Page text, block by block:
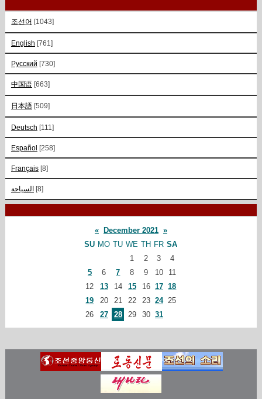
조선어 [1043]
English [761]
Русский [730]
中国语 [663]
日本語 [509]
Deutsch [111]
Español [258]
Français [8]
السياحة [8]
« December 2021 »
SU MO TU WE TH FR SA
1
2 3
4
5
6 7 8 9 10
11
12
13 14 15 16 17 18
19
20 21 22 23 24 25
26
27 28 29 30 31